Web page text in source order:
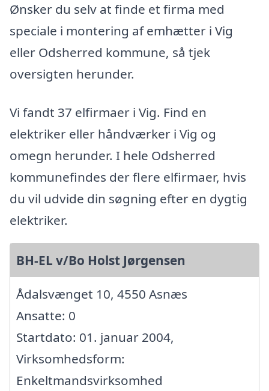
Ønsker du selv at finde et firma med
speciale i montering af emhætter i Vig
eller Odsherred kommune, så tjek
oversigten herunder.
Vi fandt 37 elfirmaer i Vig. Find en
elektriker eller håndværker i Vig og
omegn herunder. I hele Odsherred
kommunefindes der flere elfirmaer, hvis
du vil udvide din søgning efter en dygtig
elektriker.
BH-EL v/Bo Holst Jørgensen
Ådalsvænget 10, 4550 Asnæs
Ansatte: 0
Startdato: 01. januar 2004,
Virksomhedsform:
Enkeltmandsvirksomhed